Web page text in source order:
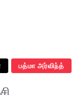
பத்மா அர்விந்த்